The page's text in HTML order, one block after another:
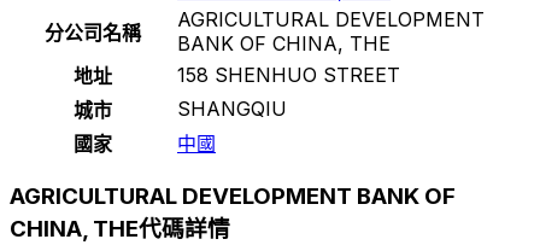
分公司名稱
AGRICULTURAL DEVELOPMENT
BANK OF CHINA, THE
地址
158 SHENHUO STREET
城市
SHANGQIU
國家
中國
AGRICULTURAL DEVELOPMENT BANK OF
CHINA, THE代碼詳情